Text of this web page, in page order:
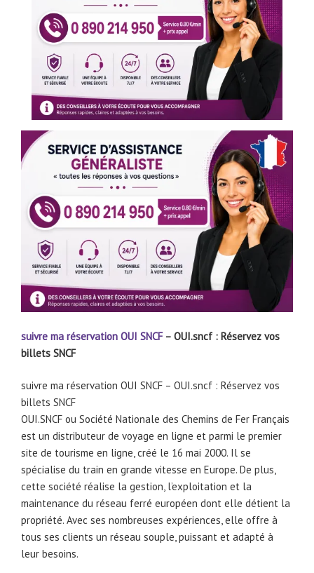
suivre ma réservation OUI SNCF– OUI.sncf : Réservez vos
billets SNCF
suivre ma réservation OUI SNCF – OUI.sncf : Réservez vos
billets SNCF
OUI.SNCF ou Société Nationale des Chemins de Fer Français
est un distributeur de voyage en ligne et parmi le premier
site de tourisme en ligne, créé le 16 mai 2000. Il se
spécialise du train en grande vitesse en Europe. De plus,
cette société réalise la gestion, l’exploitation et la
maintenance du réseau ferré européen dont elle détient la
propriété. Avec ses nombreuses expériences, elle offre à
tous ses clients un réseau souple, puissant et adapté à
leur besoins.